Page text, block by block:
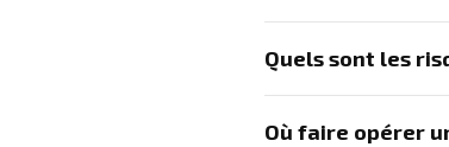
Quels sont les
Où faire opérer